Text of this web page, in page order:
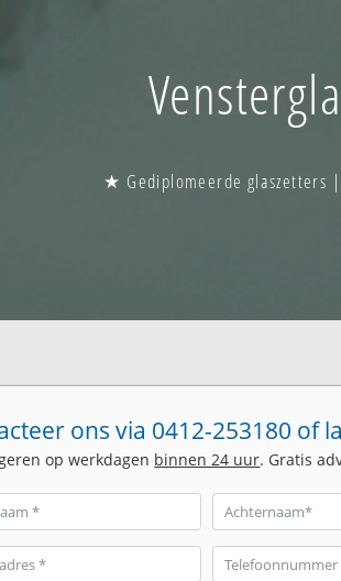
★ Gediplomeerde glaszetters
ons via 0412-253180 of
op werkdagen binnen 24 uur. Gratis